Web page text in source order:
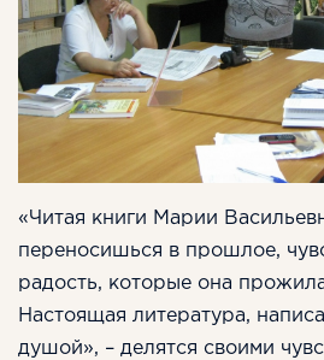
«Читая книги Марии
переносишься в прошлое,
радость, которые она
Настоящая литература,
душой», – делятся своими